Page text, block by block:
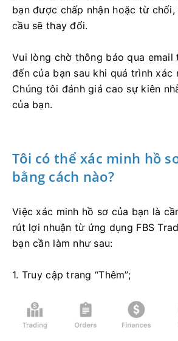
bạn được chấp nhận hoặc từ
cầu sẽ thay đổi.
Vui lòng chờ thông báo qua
đến của bạn sau khi quá trình xác
Chúng tôi đánh giá cao sự kiên
của bạn.
Tôi có thể xác minh hồ
bằng cách nào?
Việc xác minh hồ sơ của bạn là
rút lợi nhuận từ ứng dụng FBS
bạn cần làm như sau:
1. Truy cập trang “Thêm”;